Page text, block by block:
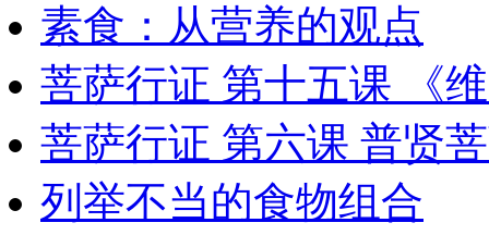
素食：从营养的观点
菩萨行证 第十五课 《
菩萨行证 第六课 普贤
列举不当的食物组合